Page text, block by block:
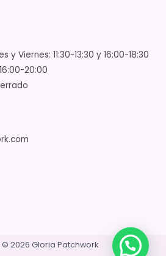
y Viernes: 11:30-13:30 y 16:00-18:30
20:00
2026 Gloria Patchwork